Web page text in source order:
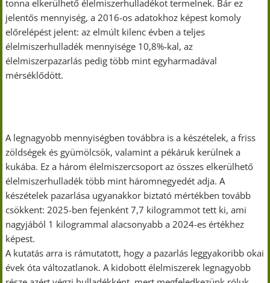
tonna elkerülhető élelmiszerhulladékot termelnek. Bár ez
jelentős mennyiség, a 2016-os adatokhoz képest komoly
előrelépést jelent: az elmúlt kilenc évben a teljes
élelmiszerhulladék mennyisége 10,8%-kal, az
élelmiszerpazarlás pedig több mint egyharmadával
mérséklődött.
A legnagyobb mennyiségben továbbra is a készételek, a friss
zöldségek és gyümölcsök, valamint a pékáruk kerülnek a
kukába. Ez a három élelmiszercsoport az összes elkerülhető
élelmiszerhulladék több mint háromnegyedét adja. A
készételek pazarlása ugyanakkor biztató mértékben tovább
csökkent: 2025-ben fejenként 7,7 kilogrammot tett ki, ami
nagyjából 1 kilogrammal alacsonyabb a 2024-es értékhez
képest.
A kutatás arra is rámutatott, hogy a pazarlás leggyakoribb okai
évek óta változatlanok. A kidobott élelmiszerek legnagyobb